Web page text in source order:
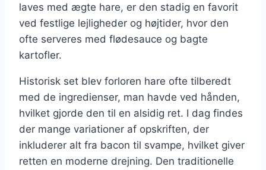
laves med ægte hare, er den stadig en favorit
ved festlige lejligheder og højtider, hvor den
ofte serveres med flødesauce og bagte
kartofler.
Historisk set blev forloren hare ofte tilberedt
med de ingredienser, man havde ved hånden,
hvilket gjorde den til en alsidig ret. I dag findes
der mange variationer af opskriften, der
inkluderer alt fra bacon til svampe, hvilket giver
retten en moderne drejning. Den traditionelle